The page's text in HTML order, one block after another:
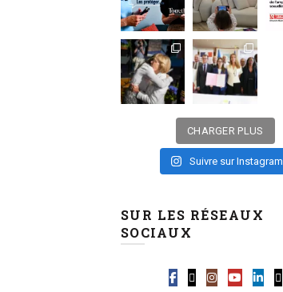
CHARGER PLUS
Suivre sur Instagram
SUR LES RÉSEAUX
SOCIAUX